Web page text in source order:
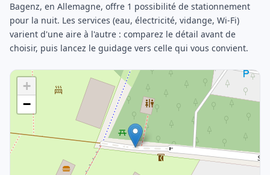
Bagenz, en Allemagne, offre 1 possibilité de stationnement
pour la nuit. Les services (eau, électricité, vidange, Wi-Fi)
varient d'une aire à l'autre : comparez le détail avant de
choisir, puis lancez le guidage vers celle qui vous convient.
+
−